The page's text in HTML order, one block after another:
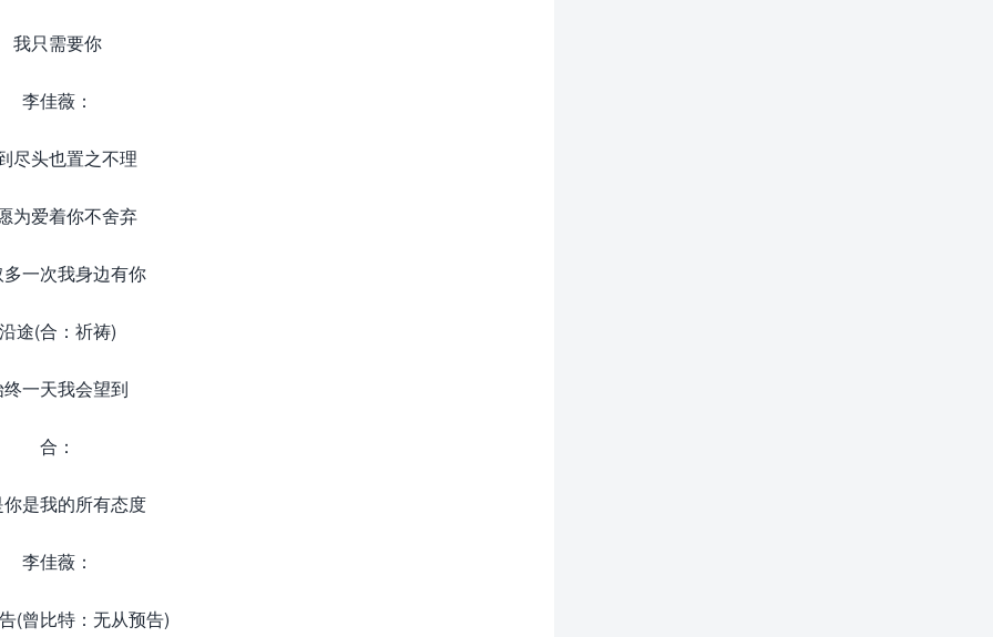
我只需要你
李佳薇：
尽头也置之不理
为爱着你不舍弃
一次我身边有你
沿途(合：祈祷)
一天我会望到
合：
是我的所有态度
李佳薇：
(曾比特：无从预告)